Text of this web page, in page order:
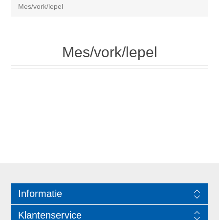
Mes/vork/lepel
Mes/vork/lepel
Informatie
Klantenservice